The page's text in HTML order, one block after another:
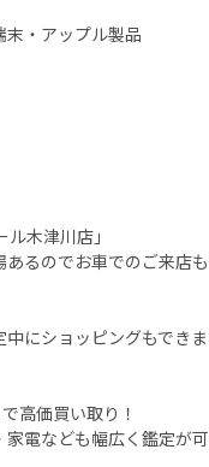
・アップル製品
木津川店」
るのでお車でのご来店も
にショッピングもできま
高価買い取り！
電なども幅広く鑑定が可